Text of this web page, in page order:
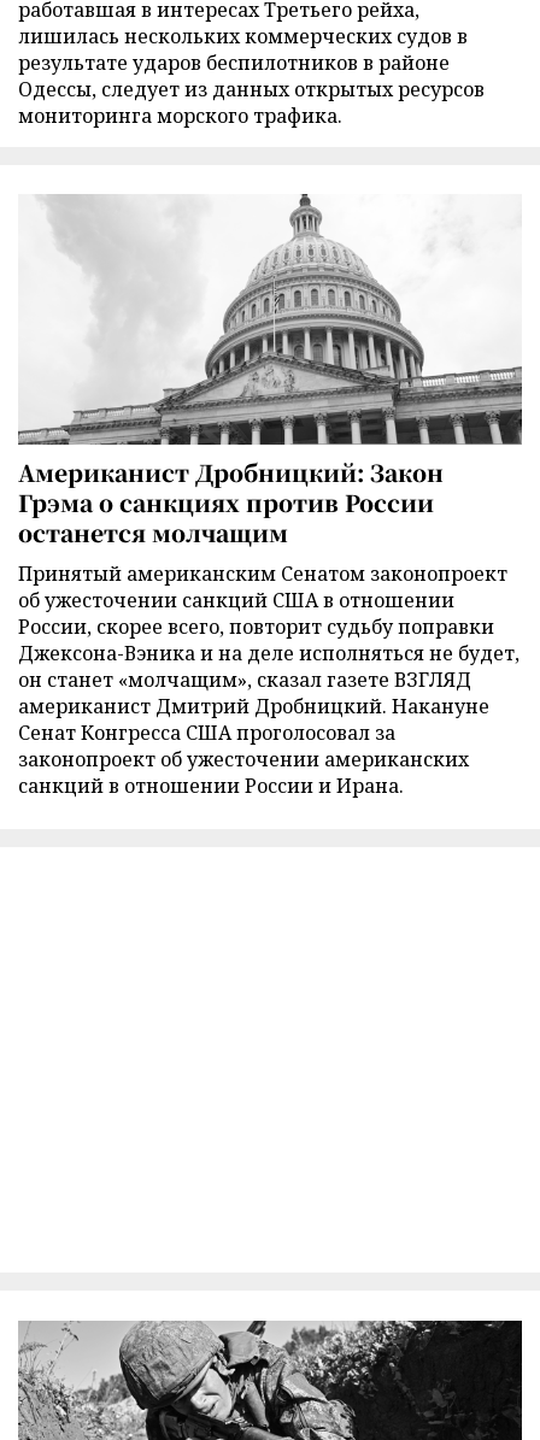
работавшая в интересах Третьего рейха,
лишилась нескольких коммерческих судов в
результате ударов беспилотников в районе
Одессы, следует из данных открытых ресурсов
мониторинга морского трафика.
Американист Дробницкий: Закон
Грэма о санкциях против России
останется молчащим
Принятый американским Сенатом законопроект
об ужесточении санкций США в отношении
России, скорее всего, повторит судьбу поправки
Джексона-Вэника и на деле исполняться не будет,
он станет «молчащим», сказал газете ВЗГЛЯД
американист Дмитрий Дробницкий. Накануне
Сенат Конгресса США проголосовал за
законопроект об ужесточении американских
санкций в отношении России и Ирана.